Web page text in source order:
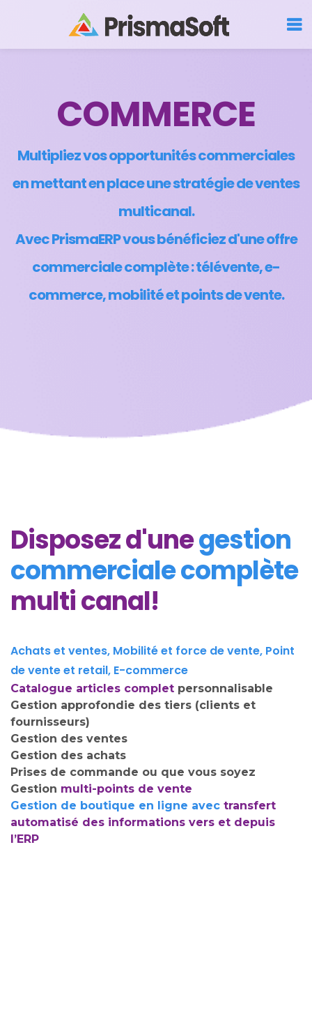
COMMERCE
Multipliez vos opportunités commerciales
en mettant en place une stratégie de ventes
multicanal.
Avec PrismaERP vous bénéficiez d'une offre
commerciale complète : télévente, e-
commerce, mobilité et points de vente.
Disposez d'unegestion
commerciale complète
multi canal!
Achats et ventes, Mobilité et force de vente, Point
de vente et retail, E-commerce
Catalogue articles complet personnalisable
Gestion approfondie des tiers (clients et
fournisseurs)
Gestion des ventes
Gestion des achats
Prises de commande ou que vous soyez
Gestion multi-points de vente
Gestion de boutique en ligne avec transfert
automatisé des informations vers et depuis
l’ERP